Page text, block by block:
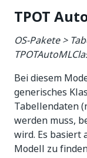
TPOT
OS-Pakete >
Bei diesem
generisches
Tabellendaten
werden muss,
wird. Es basiert
Modell zu